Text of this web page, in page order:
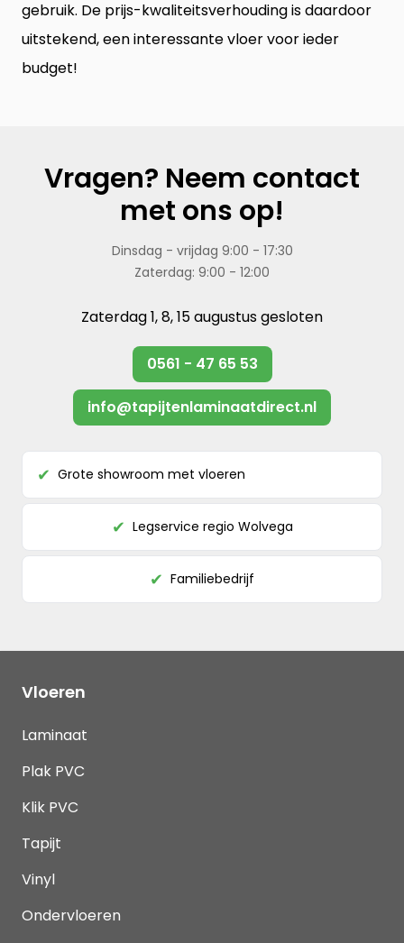
gebruik. De prijs-kwaliteitsverhouding is daardoor
uitstekend, een interessante vloer voor ieder
budget!
Vragen? Neem contact
met ons op!
Dinsdag - vrijdag 9:00 - 17:30
Zaterdag: 9:00 - 12:00
Zaterdag 1, 8, 15 augustus gesloten
0561 - 47 65 53
info@tapijtenlaminaatdirect.nl
✔ Grote showroom met vloeren
✔ Legservice regio Wolvega
✔ Familiebedrijf
Vloeren
Laminaat
Plak PVC
Klik PVC
Tapijt
Vinyl
Ondervloeren